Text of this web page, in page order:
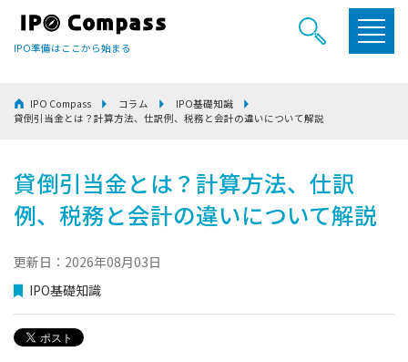
IPO準備はここから始まる
IPO Compass コラム
IPO基礎知識
貸倒引当金とは？計算方法、仕訳例、税務と会計の違いについて解説
貸倒引当金とは？計算方法、仕訳
例、税務と会計の違いについて解説
更新日：2026年08月03日
IPO基礎知識